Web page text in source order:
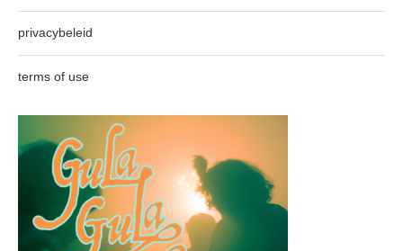
privacybeleid
terms of use